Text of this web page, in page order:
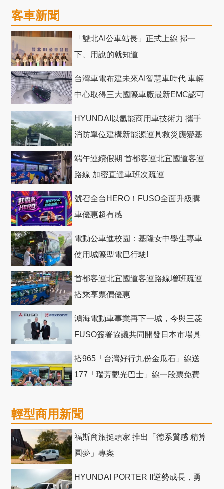
客車新聞
「雙北AI公車站長」正式上線 掃一
下、用說的就知道
台灣車電布建未來AI智慧車時代 車輛
中心取得三大國際車廠最新EMC認可
HYUNDAI以氫能商用車技術力 攜手
消防單位建構新能源運具救災應變基
端午連續假期 首都客運北宜國道客運
路線 加密直達車班次疏運
號召全台HERO！FUSO全面升級購
車優惠超有感
電動公車進校園：基隆女中學生專車
使用城際型電巴行駛!
首都客運北宜國道客運路線增班疏運
搭乘享票價優惠
鴻海電動車事業再下一城，今與三菱
FUSO簽署協議共同開發日本市場具
搭965「台灣好行九份金瓜石」線送
177「瑞芳觀光巴士」線一段票免費
輕型商用新聞
福斯商旅挺頭家 推出「德系質感 精算
圓夢」專案
HYUNDAI PORTER II逆勢成長，勇